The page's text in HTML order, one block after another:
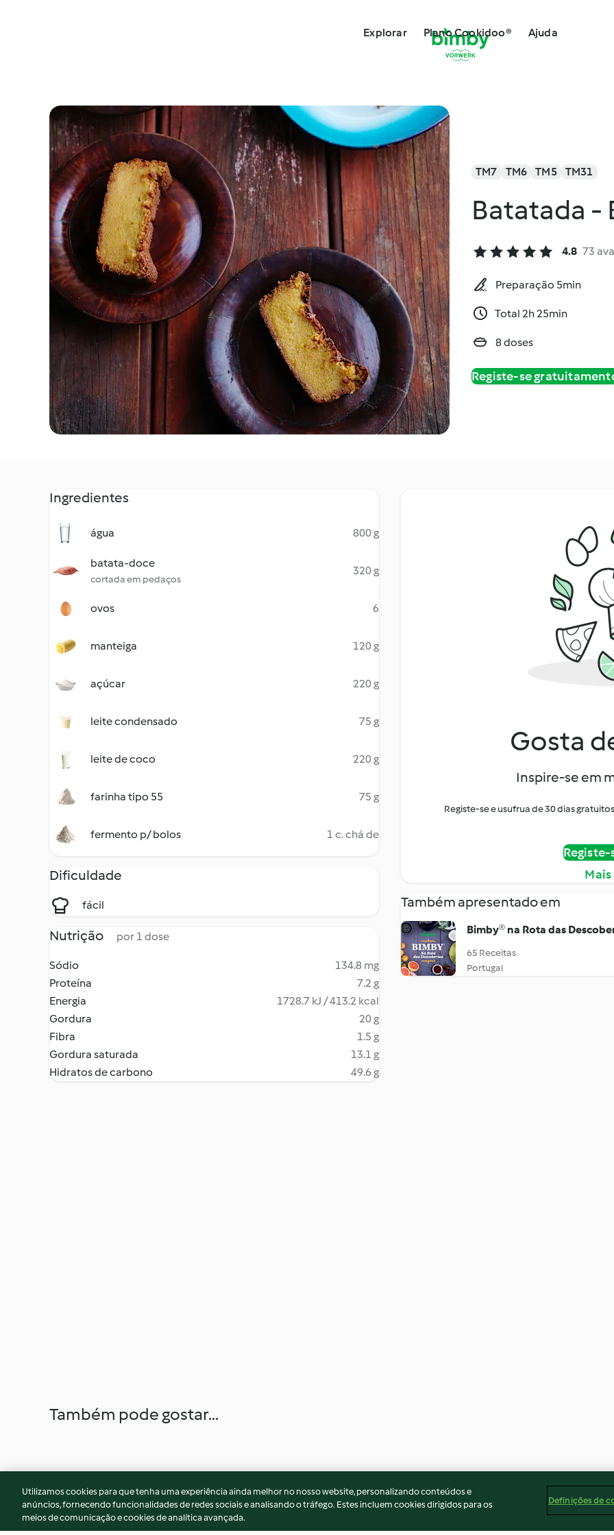
Explorar Plano Cookidoo® Ajuda
TM7 TM6 TM5 TM31
Batatada -
4.8 73
Preparação 5min
Total 2h 25min
8 doses
Registe-se
Ingredientes
água 800 g
batata-doce
cortada em pedaços
320 g
ovos 6
manteiga 120 g
açúcar 220 g
leite condensado 75 g
leite de coco 220 g
farinha tipo 55 75 g
fermento p/ bolos 1 c. chá de
Dificuldade
fácil
Nutrição por 1 dose
Sódio
134.8 mg
Proteína
7.2 g
Energia
1728.7 kJ / 413.2 kcal
Gordura
20 g
Fibra
1.5 g
Gordura saturada
13.1 g
Hidratos de carbono
49.6 g
Gosta
Inspire-se em
Registe-se e usufrua de 30 dias
Também apresentado em
Bimby® na Rota das
65 Receitas
Portugal
Também pode gostar...
Utilizamos cookies para que tenha uma experiência ainda melhor no nosso website, personalizando conteúdos e
anúncios, fornecendo funcionalidades de redes sociais e analisando o tráfego. Estes incluem cookies dirigidos para os
meios de comunicação e cookies de analítica avançada.
Definições de